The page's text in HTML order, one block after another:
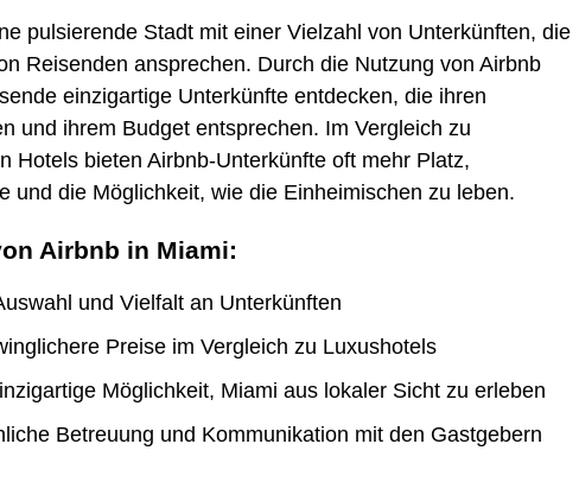
pulsierende Stadt mit einer Vielzahl von Unterkünften, die
Reisenden ansprechen. Durch die Nutzung von Airbnb
einzigartige Unterkünfte entdecken, die ihren
und ihrem Budget entsprechen. Im Vergleich zu
Hotels bieten Airbnb-Unterkünfte oft mehr Platz,
und die Möglichkeit, wie die Einheimischen zu leben.
Airbnb in Miami:
und Vielfalt an Unterkünften
Preise im Vergleich zu Luxushotels
Möglichkeit, Miami aus lokaler Sicht zu erleben
Betreuung und Kommunikation mit den Gastgebern